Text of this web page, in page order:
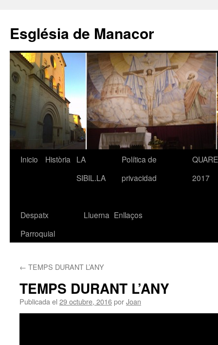
contenido
Església de Manacor
Inicio Història
LA
SIBIL.LA
Política de
privacidad
2017
Despatx
Parroquial
Lluerna Enllaços
← TEMPS DURANT L’ANY
TEMPS DURANT L’ANY
Publicada el 29 octubre, 2016porJoan